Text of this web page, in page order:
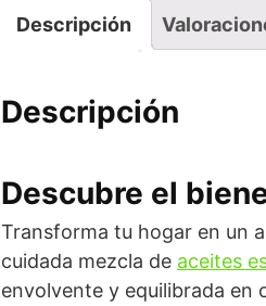
Descripción
Descripción
Descubre el
Transforma tu hogar en un
cuidada mezcla de aceites
envolvente y equilibrada en